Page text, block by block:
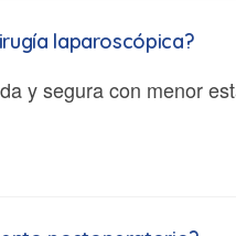
laparoscópica?
y segura con menor